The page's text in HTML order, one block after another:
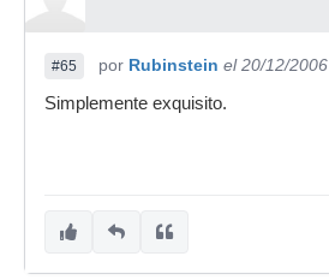
#65 por Rubinstein el 20/12/2006
Simplemente exquisito.